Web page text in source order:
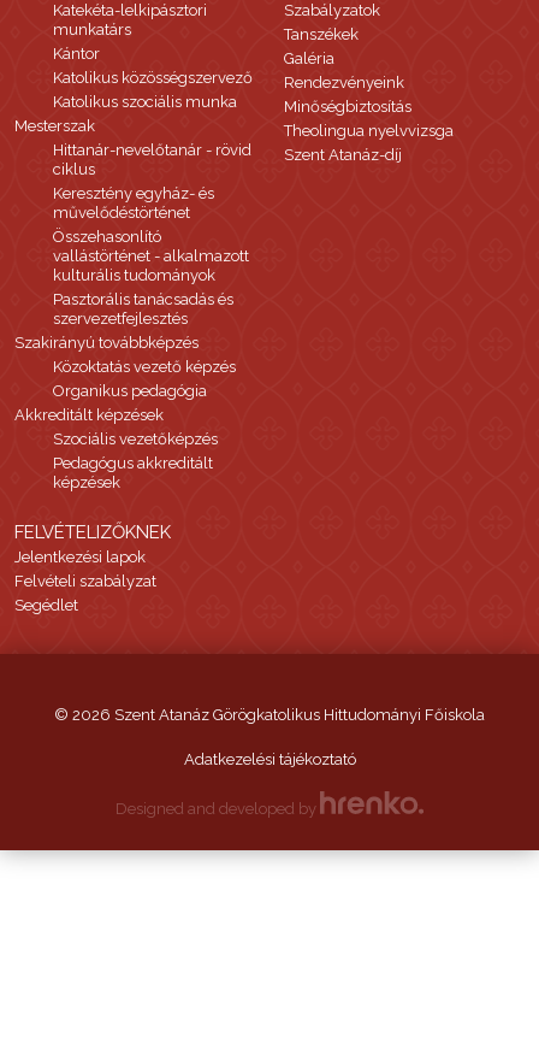
Katekéta-lelkipásztori
munkatárs
Kántor
Katolikus közösségszervező
Katolikus szociális munka
Mesterszak
Hittanár-nevelőtanár - rövid
ciklus
Keresztény egyház- és
művelődéstörténet
Összehasonlító
vallástörténet - alkalmazott
kulturális tudományok
Pasztorális tanácsadás és
szervezetfejlesztés
Szakirányú továbbképzés
Közoktatás vezető képzés
Organikus pedagógia
Akkreditált képzések
Szociális vezetőképzés
Pedagógus akkreditált
képzések
Szabályzatok
Tanszékek
Galéria
Rendezvényeink
Minőségbiztosítás
Theolingua nyelvvizsga
Szent Atanáz-díj
FELVÉTELIZŐKNEK
Jelentkezési lapok
Felvételi szabályzat
Segédlet
© 2026 Szent Atanáz Görögkatolikus Hittudományi Főiskola
Adatkezelési tájékoztató
Designed and developed by